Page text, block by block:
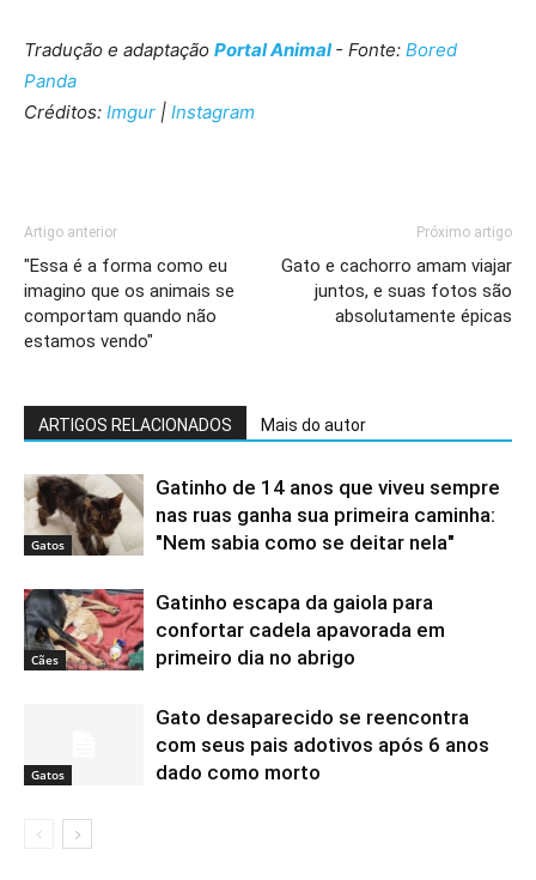
Tradução e adaptação Portal Animal - Fonte: Bored
Panda
Créditos: Imgur | Instagram
Artigo anterior
"Essa é a forma como eu
imagino que os animais se
comportam quando não
estamos vendo"
Próximo artigo
Gato e cachorro amam viajar
juntos, e suas fotos são
absolutamente épicas
ARTIGOS RELACIONADOS Mais do autor
Gatos
Gatinho de 14 anos que viveu sempre
nas ruas ganha sua primeira caminha:
"Nem sabia como se deitar nela"
Cães
Gatinho escapa da gaiola para
confortar cadela apavorada em
primeiro dia no abrigo
Gatos
Gato desaparecido se reencontra
com seus pais adotivos após 6 anos
dado como morto